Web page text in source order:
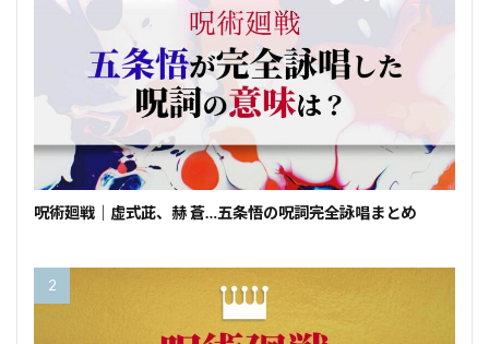
呪術廻戦｜虚式茈、赫 蒼…五条悟の呪詞完全詠唱まとめ